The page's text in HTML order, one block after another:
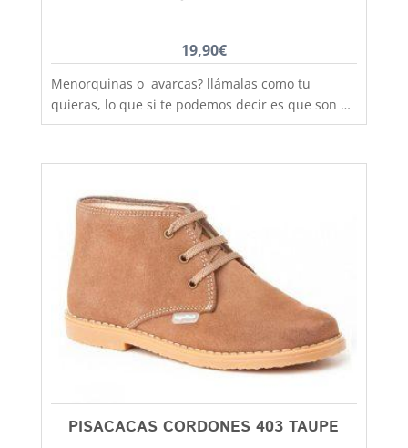
19,90€
Menorquinas o avarcas? llámalas como tu
quieras, lo que si te podemos decir es que son de
fabricación nacional y hechas por completo en
transpiración, comodidad y durabilidad, al mejor
con todos los estilos de ropa y tenemos un gran
rango de tallas para poder calzar a los más
pequeños de la casa, hermanos y
hermanas mayores, madres, padres, abuelos,
abuelas......... desde la talla 20 a la 46. Debes
tener en cuenta que las tallas no son muy
grandes y si tienes dudas entre dos número,
elige siempre el más grande
PISACACAS CORDONES 403 TAUPE